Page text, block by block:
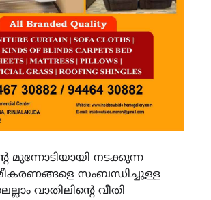
മുന്നോടിയായി നടക്കുന്ന
സംബന്ധിച്ചുള്ള
വാതിലിന്റെ വീതി